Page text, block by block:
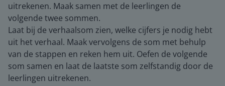
uitrekenen. Maak samen met de leerlingen de
volgende twee sommen.
Laat bij de verhaalsom zien, welke cijfers je nodig hebt
uit het verhaal. Maak vervolgens de som met behulp
van de stappen en reken hem uit. Oefen de volgende
som samen en laat de laatste som zelfstandig door de
leerlingen uitrekenen.